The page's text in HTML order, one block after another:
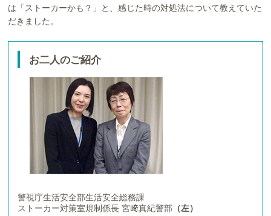
は「ストーカーかも？」と、感じた時の対処法について教えていた
だきました。
お二人のご紹介
警視庁生活安全部生活安全総務課
ストーカー対策室規制係長 宮﨑真紀警部 （左）